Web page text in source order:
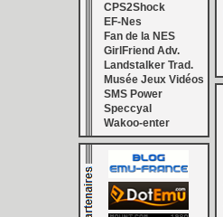
CPS2Shock
EF-Nes
Fan de la NES
GirlFriend Adv.
Landstalker Trad.
Musée Jeux Vidéos
SMS Power
Speccyal
Wakoo-enter